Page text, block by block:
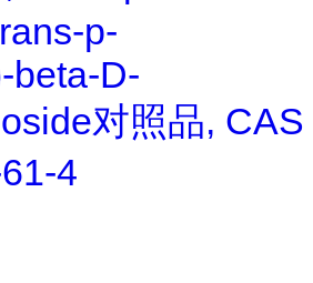
p-
beta-D-
对照品, CAS
4